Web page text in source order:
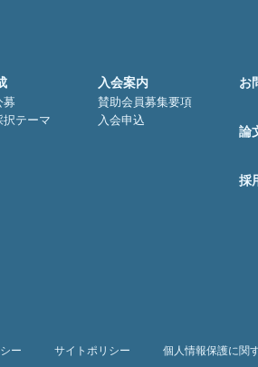
募
テーマ
入会案内
賛助会員募集要項
入会申込
お
論
採
ー サイトポリシー 個人情報保護に関